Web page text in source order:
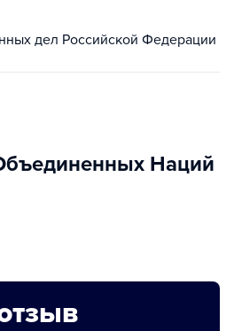
дел Российской Федерации
Наций